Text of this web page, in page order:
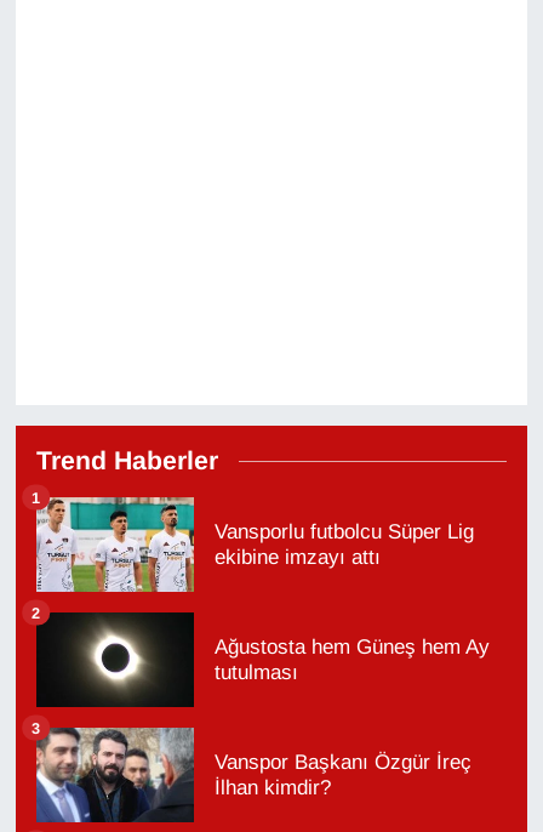
Trend Haberler
Vansporlu futbolcu Süper Lig
ekibine imzayı attı
1
Ağustosta hem Güneş hem Ay
tutulması
2
Vanspor Başkanı Özgür İreç
İlhan kimdir?
3